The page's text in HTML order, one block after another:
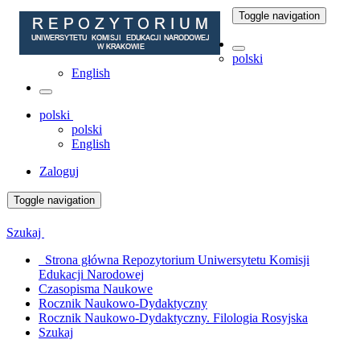
Toggle navigation
polski
English
polski
polski
English
Zaloguj
Toggle navigation
Szukaj
Strona główna Repozytorium Uniwersytetu Komisji
Edukacji Narodowej
Czasopisma Naukowe
Rocznik Naukowo-Dydaktyczny
Rocznik Naukowo-Dydaktyczny. Filologia Rosyjska
Szukaj